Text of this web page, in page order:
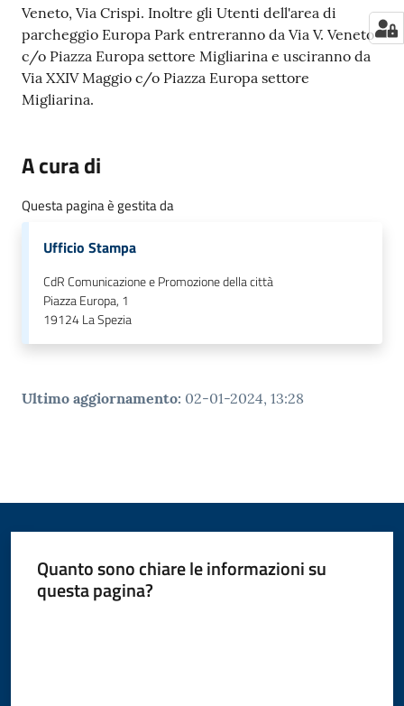
Veneto, Via Crispi. Inoltre gli Utenti dell'area di
parcheggio Europa Park entreranno da Via V. Veneto
c/o Piazza Europa settore Migliarina e usciranno da
Via XXIV Maggio c/o Piazza Europa settore
Migliarina.
A cura di
Questa pagina è gestita da
Ufficio Stampa
CdR Comunicazione e Promozione della città
Piazza Europa, 1
19124La Spezia
Ultimo aggiornamento: 02-01-2024, 13:28
Quanto sono chiare le informazioni su
questa pagina?